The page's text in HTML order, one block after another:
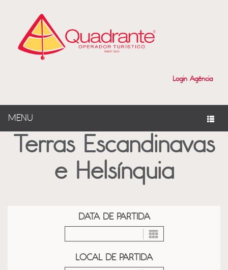
Login Agência
MENU
Terras Escandinavas
e Helsínquia
DATA DE PARTIDA
LOCAL DE PARTIDA